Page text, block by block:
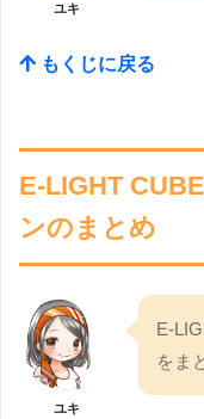
ユキ
もくじに戻る
E-LIGHT
ンのまとめ
ユキ
E-
をま